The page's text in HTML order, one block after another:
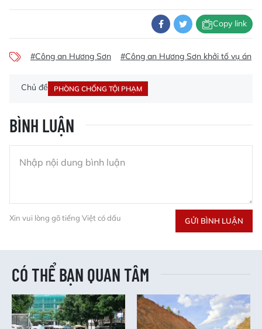
Copy link
#Công an Hương Sơn #Công an Hương Sơn khởi tố vụ án
Chủ đề PHÒNG CHỐNG TỘI PHẠM
BÌNH LUẬN
Xin vui lòng gõ tiếng Việt có dấu GỬI BÌNH LUẬN
CÓ THỂ BẠN QUAN TÂM